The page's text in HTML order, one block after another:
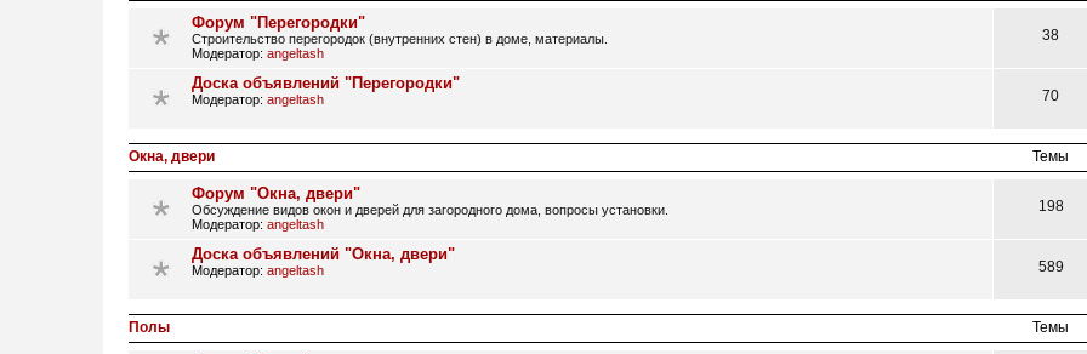
Форум "Перегородки"
Строительство перегородок (внутренних стен) в доме, материалы.
Модератор: angeltash
38
Доска объявлений "Перегородки"
Модератор: angeltash 70
Окна, двери Темы
Форум "Окна, двери"
Обсуждение видов окон и дверей для загородного дома, вопросы установки.
Модератор: angeltash
198
Доска объявлений "Окна, двери"
Модератор: angeltash 589
Полы Темы